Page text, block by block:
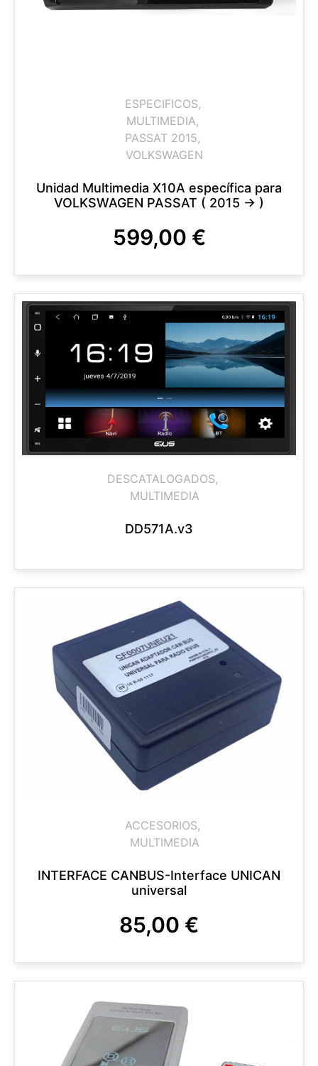
ESPECIFICOS,
MULTIMEDIA,
PASSAT 2015,
VOLKSWAGEN
Unidad Multimedia X10A específica para
VOLKSWAGEN PASSAT ( 2015 -> )
599,00 €
DESCATALOGADOS,
MULTIMEDIA
DD571A.v3
ACCESORIOS,
MULTIMEDIA
INTERFACE CANBUS-Interface UNICAN
universal
85,00 €